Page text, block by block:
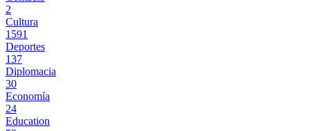
2
Cultura
1591
Deportes
137
Diplomacia
30
Economía
24
Education